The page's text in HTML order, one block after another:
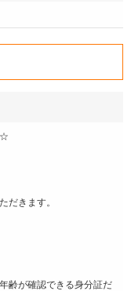
☆
だきます。
齢が確認できる身分証だ